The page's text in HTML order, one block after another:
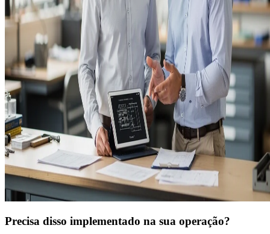
Precisa disso implementado na sua operação?